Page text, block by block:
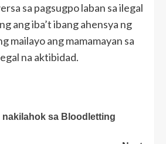
sa pagsugpo laban sa ilegal
ang iba’t ibang ahensya ng
mailayo ang mamamayan sa
na aktibidad.
nakilahok sa Bloodletting